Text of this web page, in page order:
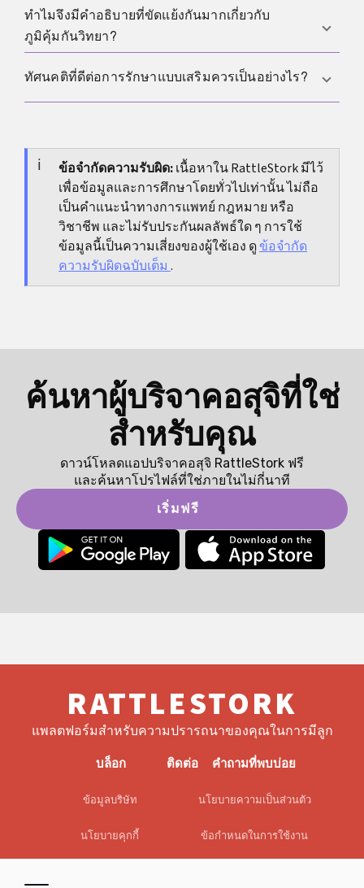
แล้ว ล้วนเป็นเหตุผลให้วางแผนการประเมินอย่างเป็น
ระบบโดยเร็ว
ได้ บ่อยครั้งที่ทำได้ สิ่งสำคัญคือความรุนแรงของโรค
ยาที่ใช้ และการติดตามอย่างใกล้ชิด คนจำนวนมากที่มี
โรคภูมิคุ้มกันทำลายตนเองสามารถมีการตั้งครรภ์ที่
มั่นคงได้เมื่อวางแผนดี
ทำไมจึงมีคำอธิบายที่ขัดแย้งกันมากเกี่ยวกับ
ภูมิคุ้มกันวิทยา?
เพราะภูมิคุ้มกันวิทยาซับซ้อน และสมมติฐานจำนวน
ทัศนคติที่ดีต่อการรักษาแบบเสริมควรเป็นอย่างไร?
เสี่ยง และทางเลือก แล้วตัดสินใจอย่างมีข้อมูลมากขึ้น
แทนที่จะรีบเชื่อค่าห้องแล็บเพียงค่าเดียวหรือคำสัญญา
ความสำเร็จทั่วไป
ข้อจำกัดความรับผิด:เนื้อหาใน RattleStork มีไว้
เพื่อข้อมูลและการศึกษาโดยทั่วไปเท่านั้น ไม่ถือ
เป็นคำแนะนำทางการแพทย์ กฎหมาย หรือ
วิชาชีพ และไม่รับประกันผลลัพธ์ใด ๆ การใช้
ข้อมูลนี้เป็นความเสี่ยงของผู้ใช้เอง ดูข้อจำกัด
ความรับผิดฉบับเต็ม.
ค้นหาผู้บริจาคอสุจิที่ใช่
สำหรับคุณ
ดาวน์โหลดแอปบริจาคอสุจิ RattleStork ฟรี
และค้นหาโปรไฟล์ที่ใช่ภายในไม่กี่นาที
เริ่มฟรี
RATTLESTORK
แพลตฟอร์มสำหรับความปรารถนาของคุณในการมีลูก
บล็อก ติดต่อ คำถามที่พบบ่อย
ข้อมูลบริษัท นโยบายความเป็นส่วนตัว
นโยบายคุกกี้ ข้อกำหนดในการใช้งาน